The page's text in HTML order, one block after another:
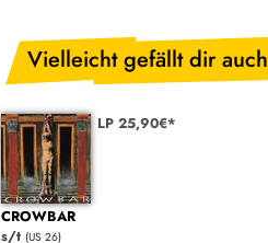
Vielleicht gefällt dir auch
LP 25,90€*
CROWBAR
s/t (US 26)